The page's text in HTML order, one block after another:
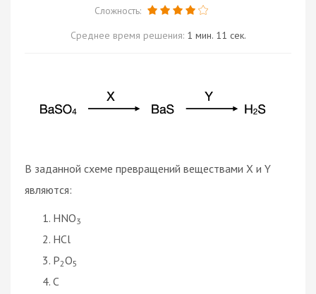
Сложность:
Среднее время решения: 1 мин. 11 сек.
В заданной схеме превращений веществами X и Y
являются:
HNO3
HCl
P2O5
C